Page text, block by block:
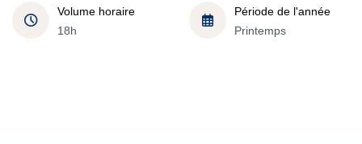
Volume horaire
18h
Période de l'année
Printemps